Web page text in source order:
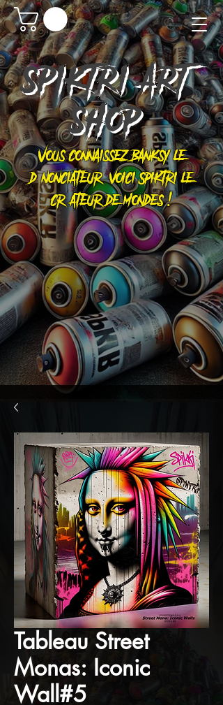
SPIKTRIART
SHOP
Vous connaissez Banksy le
dénonciateur, voici Spiktri le
créateur de mondes !
Tableau Street
Monas: Iconic
Wall#5